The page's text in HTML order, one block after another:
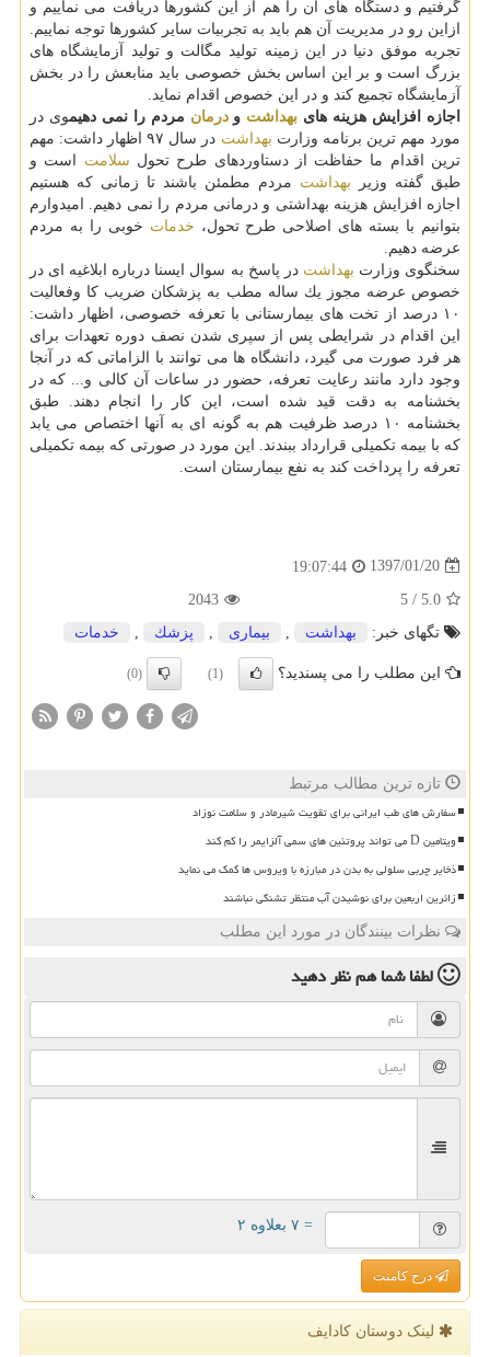
گرفتیم و دستگاه های آن را هم از این كشورها دریافت می نماییم و
ازاین رو در مدیریت آن هم باید به تجربیات سایر كشورها توجه نماییم.
تجربه موفق دنیا در این زمینه تولید مگالت و تولید آزمایشگاه های
بزرگ است و بر این اساس بخش خصوصی باید منابعش را در بخش
آزمایشگاه تجمیع كند و در این خصوص اقدام نماید.
اجازه افزایش هزینه های بهداشت ودرمان مردم را نمی دهیموی در
مورد مهم ترین برنامه وزارت بهداشت
در سال ۹۷ اظهار داشت: مهم
ترین اقدام ما حفاظت از دستاوردهای طرح تحول سلامت است و
طبق گفته وزیر بهداشت مردم مطمئن باشند تا زمانی كه هستیم
اجازه افزایش هزینه بهداشتی و درمانی مردم را نمی دهیم. امیدوارم
بتوانیم با بسته های اصلاحی طرح تحول، خدمات خوبی را به مردم
عرضه دهیم.
سخنگوی وزارت بهداشت در پاسخ به سوال ایسنا درباره ابلاغیه ای در
خصوص عرضه مجوز یك ساله مطب به پزشكان ضریب كا وفعالیت
۱۰ درصد از تخت های بیمارستانی با تعرفه خصوصی، اظهار داشت:
این اقدام در شرایطی پس از سپری شدن نصف دوره تعهدات برای
هر فرد صورت می گیرد، دانشگاه ها می توانند با الزاماتی كه در آنجا
وجود دارد مانند رعایت تعرفه، حضور در ساعات آن كالی و... كه در
بخشنامه به دقت قید شده است، این كار را انجام دهند. طبق
بخشنامه ۱۰ درصد ظرفیت هم به گونه ای به آنها اختصاص می یابد
كه با بیمه تكمیلی قرارداد ببندند. این مورد در صورتی كه بیمه تكمیلی
تعرفه را پرداخت كند به نفع بیمارستان است.
1397/01/20
19:07:44
5.0
/
5
2043
تگهای خبر:
بهداشت بیماری پزشك خدمات
این مطلب را می پسندید؟ (1)
(0)
تازه ترین مطالب مرتبط
سفارش های طب ایرانی برای تقویت شیرمادر و سلامت نوزاد
ویتامین D می تواند پروتئین های سمی آلزایمر را کم کند
ذخایر چربی سلولی به بدن در مبارزه با ویروس ها کمک می نماید
زائرین اربعین برای نوشیدن آب منتظر تشنگی نباشند
نظرات بینندگان در مورد این مطلب
لطفا شما همنظر دهید
= ۷ بعلاوه ۲
درج کامنت
لینک دوستان كادایف